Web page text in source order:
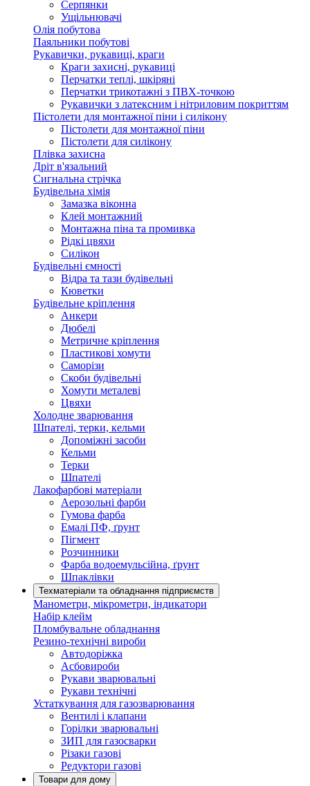
Серпянки
Ущільнювачі
Олія побутова
Паяльники побутові
Рукавички, рукавиці, краги
Краги захисні, рукавиці
Перчатки теплі, шкіряні
Перчатки трикотажні з ПВХ-точкою
Рукавички з латексним і нітриловим покриттям
Пістолети для монтажної піни і силікону
Пістолети для монтажної піни
Пістолети для силікону
Плівка захисна
Дріт в'язальний
Сигнальна стрічка
Будівельна хімія
Замазка віконна
Клей монтажний
Монтажна піна та промивка
Рідкі цвяхи
Силікон
Будівельні ємності
Відра та тази будівельні
Кюветки
Будівельне кріплення
Анкери
Дюбелі
Метричне кріплення
Пластикові хомути
Саморізи
Скоби будівельні
Хомути металеві
Цвяхи
Холодне зварювання
Шпателі, терки, кельми
Допоміжні засоби
Кельми
Терки
Шпателі
Лакофарбові матеріали
Аерозольні фарби
Гумова фарба
Емалі ПФ, ґрунт
Пігмент
Розчинники
Фарба водоемульсійна, ґрунт
Шпаклівки
Техматеріали та обладнання підприємств
Манометри, мікрометри, індикатори
Набір клейм
Пломбувальне обладнання
Резино-технічні вироби
Автодоріжка
Асбовироби
Рукави зварювальні
Рукави технічні
Устаткування для газозварювання
Вентилі і клапани
Горілки зварювальні
ЗИП для газосварки
Різаки газові
Редуктори газові
Товари для дому